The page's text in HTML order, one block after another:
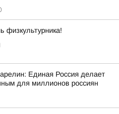
физкультурника!
Единая Россия делает
для миллионов россиян